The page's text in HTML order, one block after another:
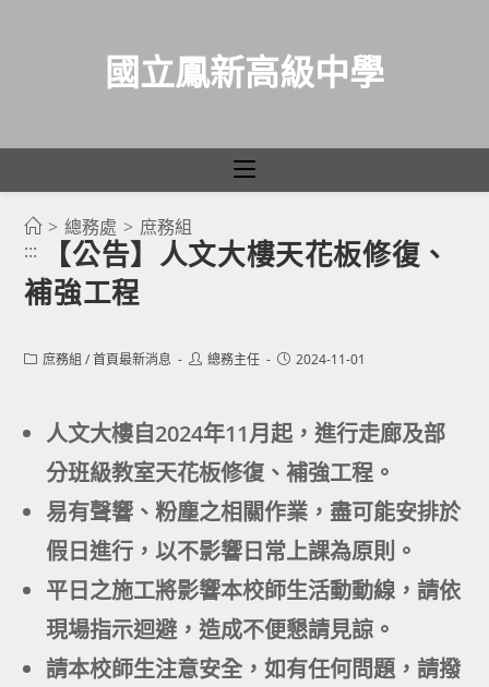
國立鳳新高級中學
> 總務處 > 庶務組
:::
【公告】人文大樓天花板修復、
補強工程
Post庶務組 / 首頁最新消息
Post總務主任
Post2024-11-01
人文大樓自2024年11月起，進行走廊及部
分班級教室天花板修復、補強工程。
易有聲響、粉塵之相關作業，盡可能安排於
假日進行，以不影響日常上課為原則。
平日之施工將影響本校師生活動動線，請依
現場指示迴避，造成不便懇請見諒。
請本校師生注意安全，如有任何問題，請撥